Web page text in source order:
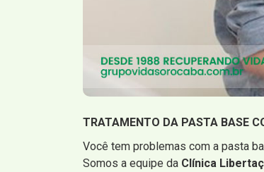
TRATAMENTO DA PASTA BASE
Você tem problemas com a pasta
Somos a equipe da Clínica